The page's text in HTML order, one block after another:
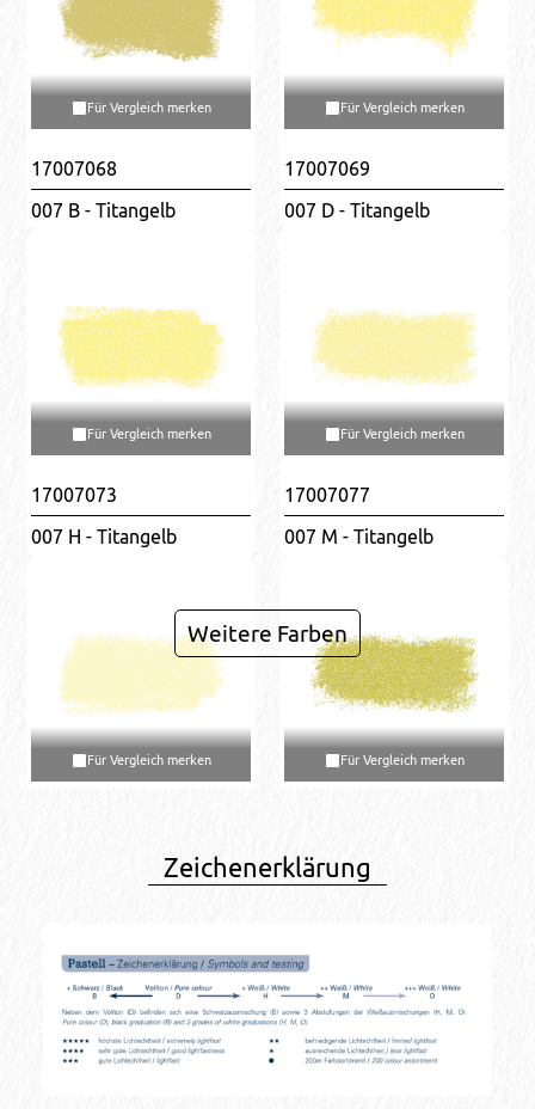
Für Vergleich merken
17007068
007 B - Titangelb
Für Vergleich merken
17007069
007 D - Titangelb
Für Vergleich merken
17007073
007 H - Titangelb
Für Vergleich merken
17007077
007 M - Titangelb
Für Vergleich merken
007 O - Titangelb
Für Vergleich merken
002 B - Echtgelb 1 zitron
Weitere Farben
Zeichenerklärung